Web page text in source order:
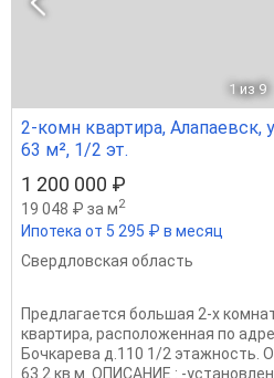
1 из 9
2-комн квартира, Алапаевск,
63 м², 1/2 эт.
1 200 000 ₽
19 048 ₽ за м2
Ипотека от 5 295 ₽ в месяц
Свердловская область
Предлагается большая 2-х
квартира, расположенная по
Бочкарева д.110 1/2 этажность.
63.2 кв.м. ОПИСАНИЕ : -